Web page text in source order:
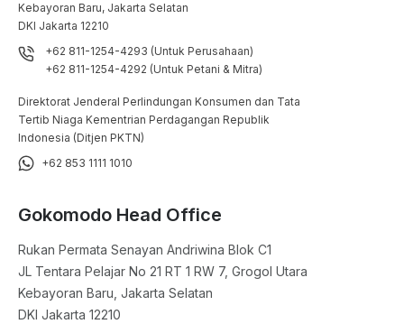
Kebayoran Baru, Jakarta Selatan
DKI Jakarta 12210
+62 811-1254-4293 (Untuk Perusahaan)
+62 811-1254-4292 (Untuk Petani & Mitra)
Direktorat Jenderal Perlindungan Konsumen dan Tata
Tertib Niaga Kementrian Perdagangan Republik
Indonesia (Ditjen PKTN)
+62 853 1111 1010
Gokomodo Head Office
Rukan Permata Senayan Andriwina Blok C1
JL Tentara Pelajar No 21 RT 1 RW 7, Grogol Utara
Kebayoran Baru, Jakarta Selatan
DKI Jakarta 12210